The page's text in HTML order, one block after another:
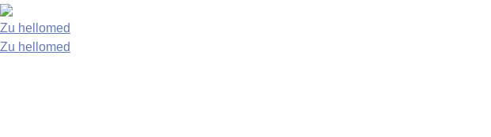
Zu hellomed
Zu hellomed